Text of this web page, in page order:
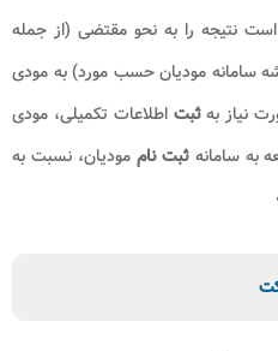
نتیجه را به نحو مقتضی (از جمله
سامانه مودیان حسب مورد) به مودی
نیاز بهثبتاطلاعات تکمیلی، مودی
به سامانهثبت ناممودیان، نسبت به